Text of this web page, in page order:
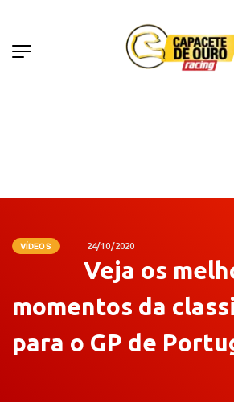
VÍDEOS 24/10/2020
Veja os
momentos da
para o GP de